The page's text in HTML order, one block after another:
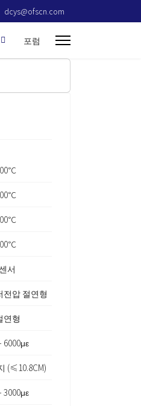
dcys@ofscn.com
포럼
서
전압 절연형
연형
6000με
(≤10.8CM)
3000με